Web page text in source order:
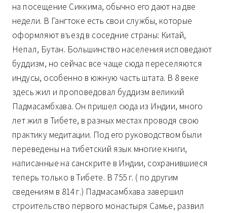
на посещение Сиккима, обычно его дают на две
недели. В Гангтоке есть свои службы, которые
оформляют въезд в соседние страны: Китай,
Непал, Бутан. Большинство населения исповедают
буддизм, но сейчас все чаще сюда переселяются
индусы, особенно в южную часть штата. В 8 веке
здесь жил и проповедовал буддизм великий
Падмасамбхава. Он пришел сюда из Индии, много
лет жил в Тибете, в разных местах проводя свою
практику медитации. Под его руководством были
переведены на тибетский язык многие книги,
написанные на санскрите в Индии, сохранившиеся
теперь только в Тибете. В 755 г. ( по другим
сведениям в 814 г.) Падмасамбхава завершил
строительство первого монастыря Самье, развил